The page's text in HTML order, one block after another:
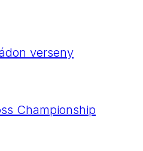
verseny
Championship